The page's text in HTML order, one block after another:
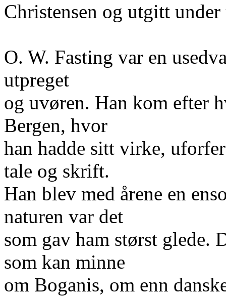
Christensen og utgitt
O. W. Fasting var en
utpreget
og uvøren. Han kom efter
Bergen, hvor
han hadde sitt virke,
tale og skrift.
Han blev med årene en
naturen var det
som gav ham størst glede.
som kan minne
om Boganis, om enn